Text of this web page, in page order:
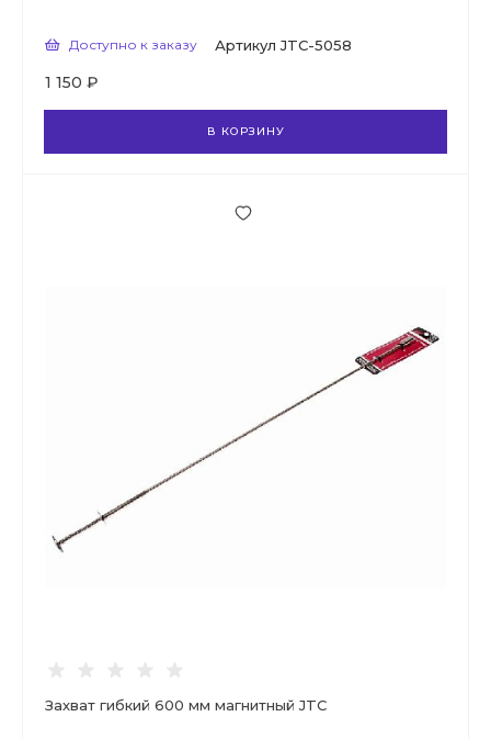
Доступно к заказу Артикул JTC-5058
1 150 ₽
В КОРЗИНУ
Захват гибкий 600 мм магнитный JTC